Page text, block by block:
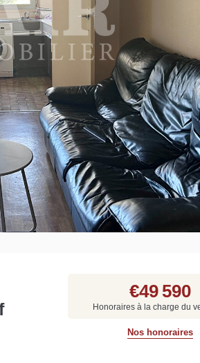
€49 590
Honoraires à la charge du
Nos honoraires